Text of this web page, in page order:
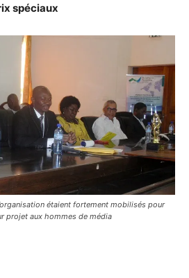
spéciaux
étaient fortement mobilisés pour
projet aux hommes de média